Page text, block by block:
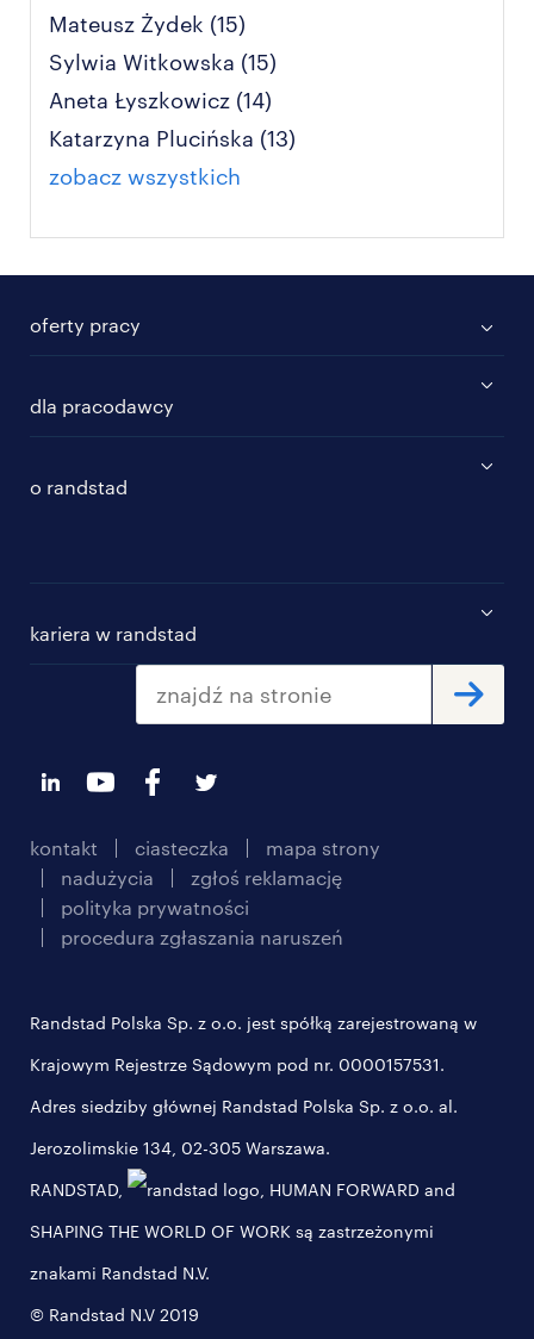
Mateusz Żydek (15)
Sylwia Witkowska (15)
Aneta Łyszkowicz (14)
Katarzyna Plucińska (13)
zobacz wszystkich
oferty pracy
dla pracodawcy
o randstad
kariera w randstad
kontakt ciasteczka
mapa strony
nadużycia
zgłoś reklamację
polityka prywatności
procedura zgłaszania naruszeń
Randstad Polska Sp. z o.o. jest spółką zarejestrowaną w
Krajowym Rejestrze Sądowym pod nr. 0000157531.
Adres siedziby głównej Randstad Polska Sp. z o.o. al.
Jerozolimskie 134, 02-305 Warszawa.
RANDSTAD, , HUMAN FORWARD and
SHAPING THE WORLD OF WORK są zastrzeżonymi
znakami Randstad N.V.
© Randstad N.V 2019